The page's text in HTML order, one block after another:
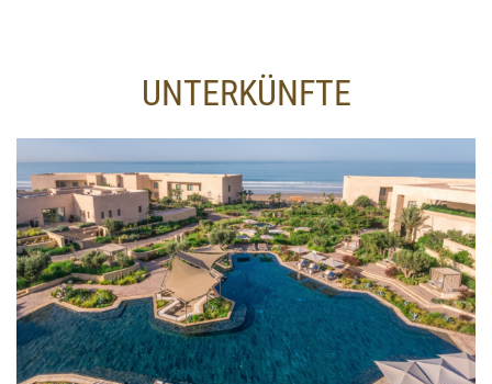
UNTERKÜNFTE